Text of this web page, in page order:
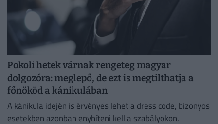
Pokoli hetek várnak rengeteg magyar
dolgozóra: meglepő, de ezt is megtilthatja a
főnököd a kánikulában
A kánikula idején is érvényes lehet a dress code, bizonyos
esetekben azonban enyhíteni kell a szabályokon.